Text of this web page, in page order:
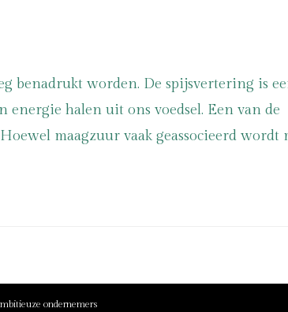
benadrukt worden. De spijsvertering is
energie halen uit ons voedsel. Een van de
maagzuur vaak geassocieerd wordt
ondernemers